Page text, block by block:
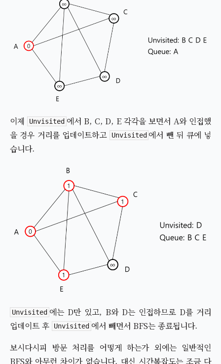
이제 Unvisited 에서 B, C, D, E 각각을 보면서 A와 인접했
을 경우 거리를 업데이트하고
Unvisited 에서 뺀 뒤 큐에 넣
습니다.
Unvisited 에는 D만 있고, B와 D는 인접하므로 D를 거리
업데이트 후
Unvisited 에서 빼면서 BFS는 종료됩니다.
보시다시피 방문 처리를 어떻게 하는가 외에는 일반적인
BFS와 아무런 차이가 없습니다. 대신 시간복잡도는 조금 다